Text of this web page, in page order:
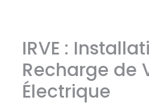
IRVE :
Recharge de
Électrique